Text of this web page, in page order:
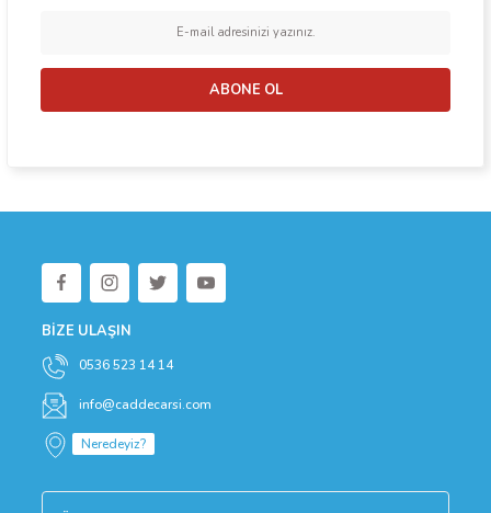
Ürün fiyatı diğer sitelerden daha pahalı.
Bu ürüne benzer farklı alternatifler olmalı.
ABONE OL
BİZE ULAŞIN
0536 523 14 14
info@caddecarsi.com
Neredeyiz?